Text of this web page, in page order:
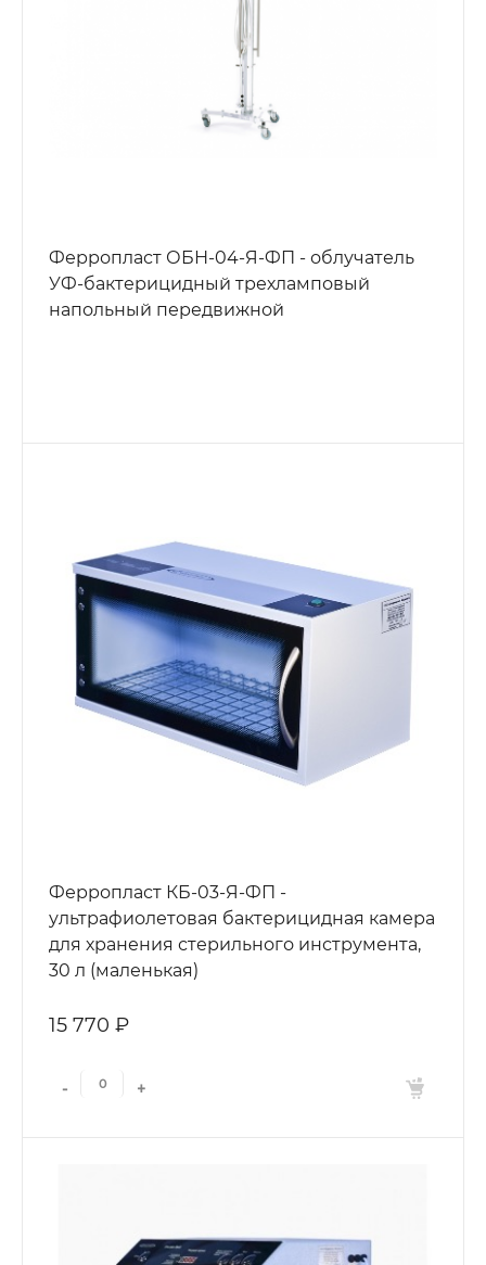
Ферропласт ОБН-04-Я-ФП - облучатель
УФ-бактерицидный трехламповый
напольный передвижной
Ферропласт КБ-03-Я-ФП -
ультрафиолетовая бактерицидная камера
для хранения стерильного инструмента,
30 л (маленькая)
15 770 ₽
- +